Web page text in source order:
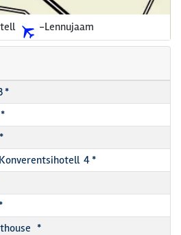
-Lennujaam
*
4 *
*